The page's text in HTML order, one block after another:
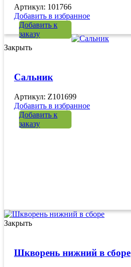
Артикул: 101766
Добавить в избранное
Добавить к
заказу
Закрыть
Сальник
Артикул: Z101699
Добавить в избранное
Добавить к
заказу
Закрыть
Шкворень нижний в сборе